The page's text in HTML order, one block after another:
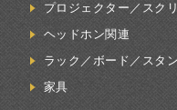
プロジェクター／スク
ヘッドホン関連
ラック／ボード／スタ
家具